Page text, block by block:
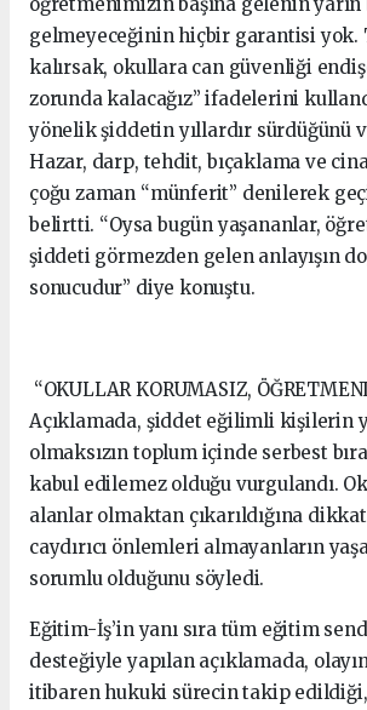
gelmeyeceğinin hiçbir garantisi yok.
kalırsak, okullara can güvenliği
zorunda kalacağız” ifadelerini
yönelik şiddetin yıllardır sürdüğünü
Hazar, darp, tehdit, bıçaklama ve
çoğu zaman “münferit” denilerek
belirtti. “Oysa bugün yaşananlar,
şiddeti görmezden gelen anlayışın
sonucudur” diye konuştu.
“OKULLAR KORUMASIZ,
Açıklamada, şiddet eğilimli kişilerin
olmaksızın toplum içinde serbest
kabul edilemez olduğu vurgulandı.
alanlar olmaktan çıkarıldığına
caydırıcı önlemleri almayanların
sorumlu olduğunu söyledi.
Eğitim-İş’in yanı sıra tüm eğitim
desteğiyle yapılan açıklamada,
itibaren hukuki sürecin takip